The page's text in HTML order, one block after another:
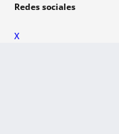
Redes sociales
X